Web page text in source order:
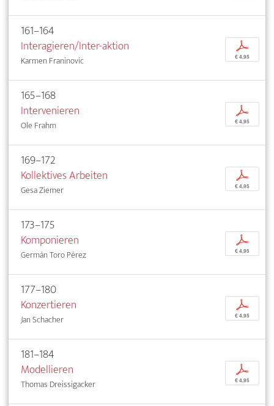
161–164
Interagieren/Inter-aktion
Karmen Franinovic
p
€ 4,95
165–168
Intervenieren
Ole Frahm
p
€ 4,95
169–172
Kollektives Arbeiten
Gesa Ziemer
p
€ 4,95
173–175
Komponieren
Germán Toro Pérez
p
€ 4,95
177–180
Konzertieren
Jan Schacher
p
€ 4,95
181–184
Modellieren
Thomas Dreissigacker
p
€ 4,95